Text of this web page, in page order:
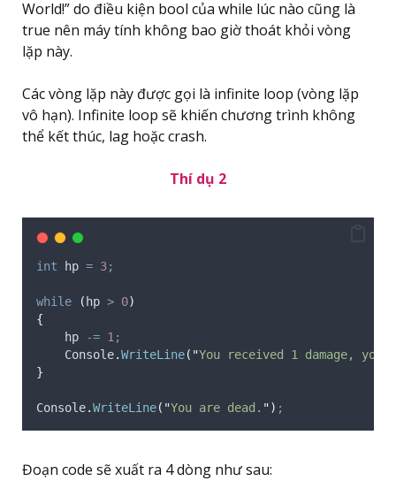
World!” do điều kiện bool của while lúc nào cũng là
true nên máy tính không bao giờ thoát khỏi vòng
lặp này.
Các vòng lặp này được gọi là infinite loop (vòng lặp
vô hạn). Infinite loop sẽ khiến chương trình không
thể kết thúc, lag hoặc crash.
Thí dụ 2
int hp = 3;
while ( hp > 0)
{
hp
-= 1 ;
Console.WriteLine( "You received 1 damage,
}
Console.WriteLine( "You are dead. ") ;
Đoạn code sẽ xuất ra 4 dòng như sau: